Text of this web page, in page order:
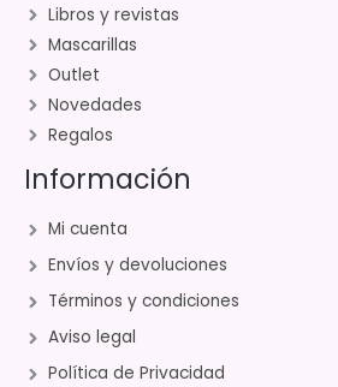
Libros y revistas
Mascarillas
Outlet
Novedades
Regalos
Información
Mi cuenta
Envíos y devoluciones
Términos y condiciones
Aviso legal
Política de Privacidad